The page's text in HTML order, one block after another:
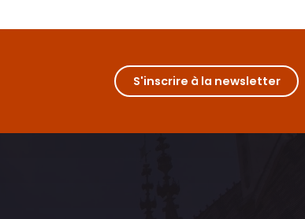
S'inscrire à la newsletter